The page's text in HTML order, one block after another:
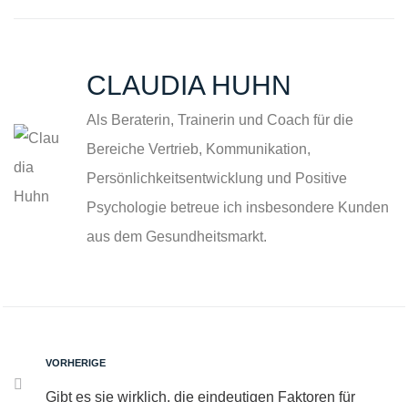
CLAUDIA HUHN
Als Beraterin, Trainerin und Coach für die
Bereiche Vertrieb, Kommunikation,
Persönlichkeitsentwicklung und Positive
Psychologie betreue ich insbesondere Kunden
aus dem Gesundheitsmarkt.
VORHERIGE
Gibt es sie wirklich, die eindeutigen Faktoren für